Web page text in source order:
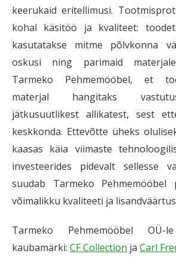
keerukaid eritellimusi.
kohal käsitöö ja kvaliteet:
kasutatakse mitme põlvkonna
oskusi ning parimaid
Tarmeko Pehmemööbel, et
materjal hangitaks
jätkusuutlikest allikatest, sest
keskkonda. Ettevõtte üheks
kaasas käia viimaste
investeerides pidevalt sellesse
suudab Tarmeko Pehmemööbel
võimalikku kvaliteeti ja
Tarmeko Pehmemööbel
kaubamärki: CF Collection ja Carl